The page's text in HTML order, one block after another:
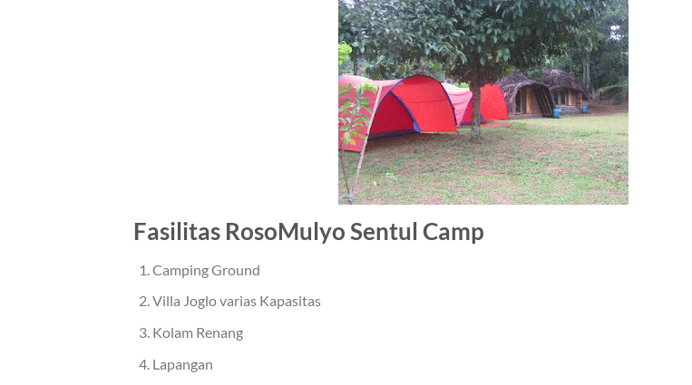
Fasilitas RosoMulyo Sentul Camp
Camping Ground
Villa Joglo varias Kapasitas
Kolam Renang
Lapangan